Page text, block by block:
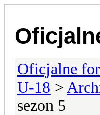
Oficjalne
U-18 >
sezon 5